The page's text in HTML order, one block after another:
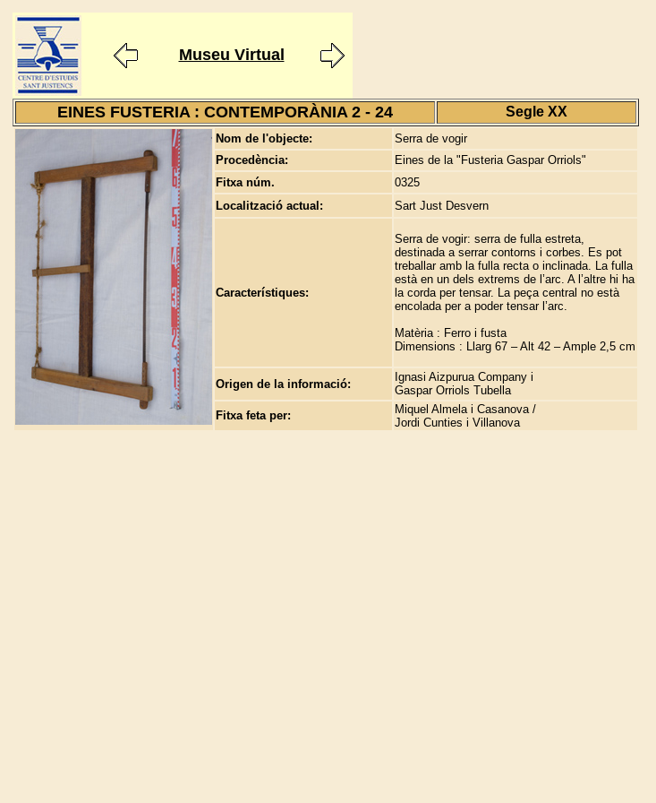
Museu Virtual
EINES FUSTERIA : CONTEMPORÀNIA 2 - 24 Segle XX
Nom de l'objecte:
Serra de vogir
Procedència:
Eines de la "Fusteria Gaspar Orriols"
Fitxa núm.
0325
Localització actual:
Sart Just Desvern
Característiques:
Serra de vogir: serra de fulla estreta,
destinada a serrar contorns i corbes. Es pot
treballar amb la fulla recta o inclinada. La fulla
està en un dels extrems de l’arc. A l’altre hi ha
la corda per tensar. La peça central no està
encolada per a poder tensar l’arc.
Matèria : Ferro i fusta
Dimensions : Llarg 67 – Alt 42 – Ample 2,5 cm
Origen de la informació:
Ignasi Aizpurua Company i
Gaspar Orriols Tubella
Fitxa feta per:
Miquel Almela i Casanova /
Jordi Cunties i Villanova